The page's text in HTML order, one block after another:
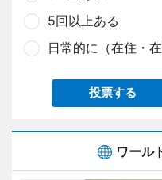
5回以上ある
日常的に（在住・
投票する
ワール